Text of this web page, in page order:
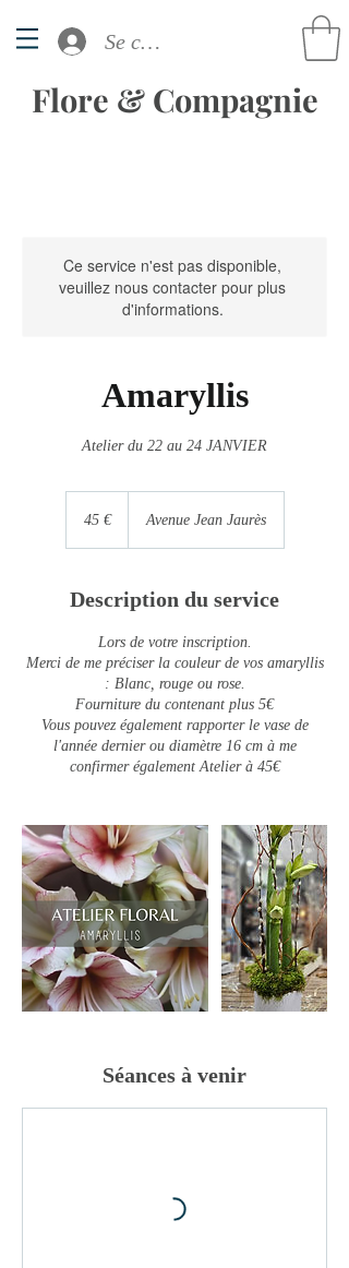
Flore & Compagnie
Se connecter
Ce service n'est pas disponible,
veuillez nous contacter pour plus
d'informations.
Amaryllis
Atelier du 22 au 24 JANVIER
45 € Avenue Jean Jaurès
Description du service
Lors de votre inscription.
Merci de me préciser la couleur de vos amaryllis
: Blanc, rouge ou rose.
Fourniture du contenant plus 5€
Vous pouvez également rapporter le vase de
l'année dernier ou diamètre 16 cm à me
confirmer également Atelier à 45€
Séances à venir